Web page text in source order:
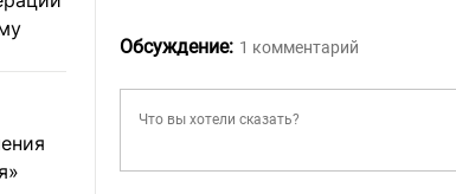
Обсуждение: 1 комментарий